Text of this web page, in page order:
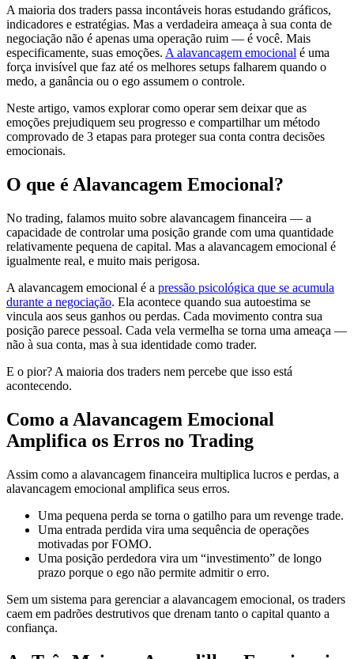
A maioria dos traders passa incontáveis horas estudando gráficos,
indicadores e estratégias. Mas a verdadeira ameaça à sua conta de
negociação não é apenas uma operação ruim — é você. Mais
especificamente, suas emoções. A alavancagem emocional é uma
força invisível que faz até os melhores setups falharem quando o
medo, a ganância ou o ego assumem o controle.
Neste artigo, vamos explorar como operar sem deixar que as
emoções prejudiquem seu progresso e compartilhar um método
comprovado de 3 etapas para proteger sua conta contra decisões
emocionais.
O que é Alavancagem Emocional?
No trading, falamos muito sobre alavancagem financeira — a
capacidade de controlar uma posição grande com uma quantidade
relativamente pequena de capital. Mas a alavancagem emocional é
igualmente real, e muito mais perigosa.
A alavancagem emocional é a pressão psicológica que se acumula
durante a negociação. Ela acontece quando sua autoestima se
vincula aos seus ganhos ou perdas. Cada movimento contra sua
posição parece pessoal. Cada vela vermelha se torna uma ameaça —
não à sua conta, mas à sua identidade como trader.
E o pior? A maioria dos traders nem percebe que isso está
acontecendo.
Como a Alavancagem Emocional
Amplifica os Erros no Trading
Assim como a alavancagem financeira multiplica lucros e perdas, a
alavancagem emocional amplifica seus erros.
Uma pequena perda se torna o gatilho para um revenge trade.
Uma entrada perdida vira uma sequência de operações
motivadas por FOMO.
Uma posição perdedora vira um “investimento” de longo
prazo porque o ego não permite admitir o erro.
Sem um sistema para gerenciar a alavancagem emocional, os traders
caem em padrões destrutivos que drenam tanto o capital quanto a
confiança.